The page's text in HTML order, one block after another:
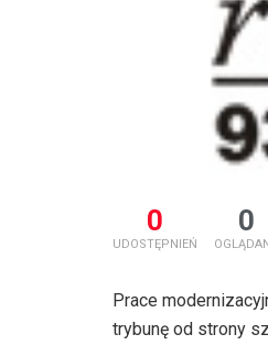
0
UDOSTĘPNIEŃ
0
Prace
trybunę od strony